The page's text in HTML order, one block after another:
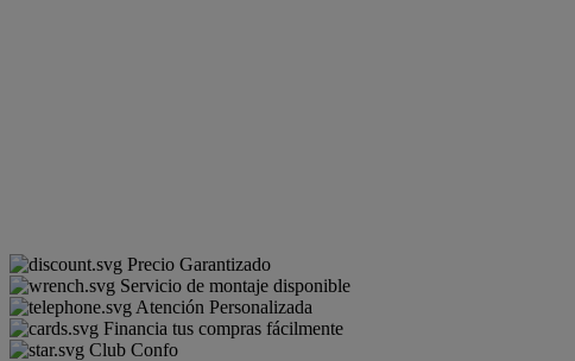
Precio Garantizado
Servicio de montaje disponible
Atención Personalizada
Financia tus compras fácilmente
Club Confo